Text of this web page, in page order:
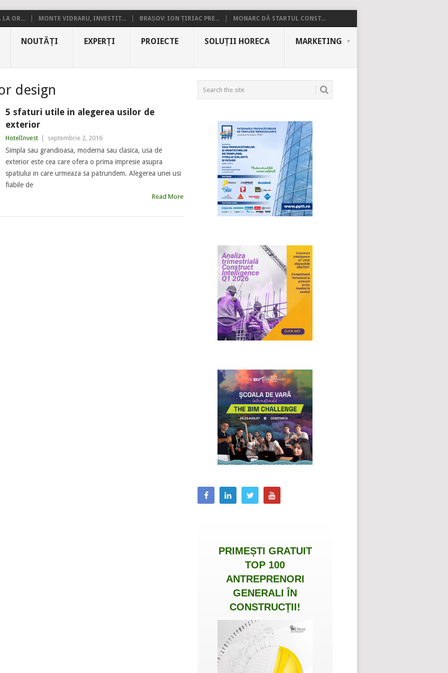
LA OR... MONTE VIDRARU, INVESTIȚ... BRAȘOV: ION ȚIRIAC PRE... MONARC DĂ STARTUL CONST...
NOUTĂȚI EXPERȚI PROIECTE SOLUȚII HORECA MARKETING
design
5 sfaturi utile in alegerea usilor de
exterior
HotelInvest septembrie 2, 2016
Simpla sau grandioasa, moderna sau clasica, usa de
exterior este cea care ofera o prima impresie asupra
spatiului in care urmeaza sa patrundem. Alegerea unei usi
fiabile de
Read More
PRIMEȘTI GRATUIT
TOP 100
ANTREPRENORI
GENERALI ÎN
CONSTRUCȚII!